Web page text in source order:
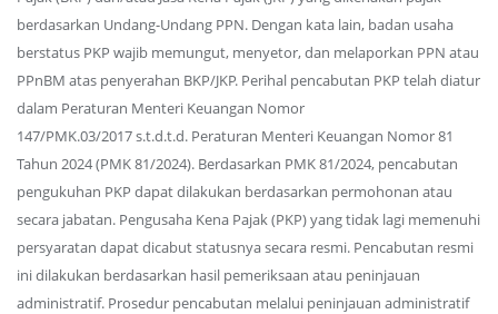
berdasarkan Undang-Undang PPN. Dengan kata lain, badan usaha
berstatus PKP wajib memungut, menyetor, dan melaporkan PPN atau
PPnBM atas penyerahan BKP/JKP. Perihal pencabutan PKP telah diatur
dalam Peraturan Menteri Keuangan Nomor
147/PMK.03/2017 s.t.d.t.d. Peraturan Menteri Keuangan Nomor 81
Tahun 2024 (PMK 81/2024). Berdasarkan PMK 81/2024, pencabutan
pengukuhan PKP dapat dilakukan berdasarkan permohonan atau
secara jabatan. Pengusaha Kena Pajak (PKP) yang tidak lagi memenuhi
persyaratan dapat dicabut statusnya secara resmi. Pencabutan resmi
ini dilakukan berdasarkan hasil pemeriksaan atau peninjauan
administratif. Prosedur pencabutan melalui peninjauan administratif